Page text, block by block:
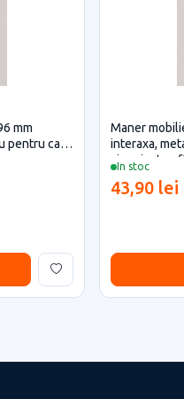
mm
pentru casa
In stoc
Maner
interaxa,
si proiecte
43,90 lei